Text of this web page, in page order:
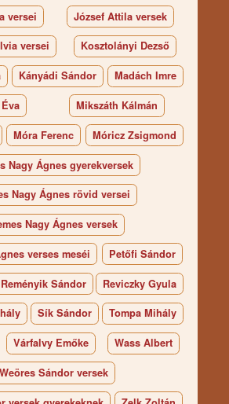
versei József Attila versek
versei Kosztolányi Dezső
Kányádi Sándor Madách Imre
Mikszáth Kálmán
Móra Ferenc Móricz Zsigmond
Nagy Ágnes gyerekversek
Nagy Ágnes rövid versei
Nagy Ágnes versek
verses meséi Petőfi Sándor
Reményik Sándor Reviczky Gyula
Sík Sándor Tompa Mihály
Várfalvy Emőke Wass Albert
Weöres Sándor versek